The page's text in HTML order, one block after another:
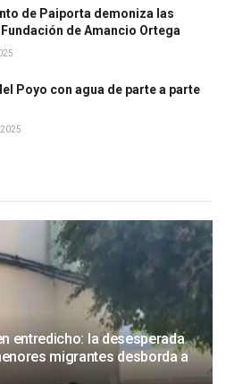
de Paiporta demoniza las
de Amancio Ortega
Poyo con agua de parte a parte
2025
entredicho: la desesperada
migrantes desborda a